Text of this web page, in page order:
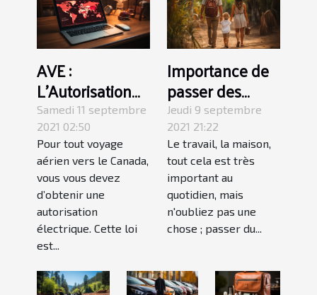
AVE :
L’Autorisation
de Voyage
Electronique
Samedi 11 septembre
2021 02:50
Pour tout voyage
aérien vers le Canada,
vous vous devez
d’obtenir une
autorisation
électrique. Cette loi
est...
Importance de
passer des
vacances en
famille
Jeudi 9 septembre
2021 21:22
Le travail, la maison,
tout cela est très
important au
quotidien, mais
n'oubliez pas une
chose ; passer du...